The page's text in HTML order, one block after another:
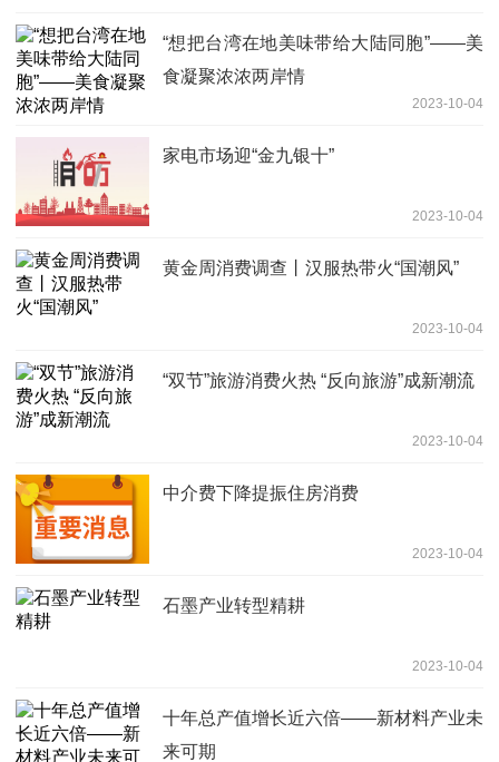
“想把台湾在地美味带给大陆同胞”——美
食凝聚浓浓两岸情
2023-10-04
家电市场迎“金九银十”
2023-10-04
黄金周消费调查丨汉服热带火“国潮风”
2023-10-04
“双节”旅游消费火热 “反向旅游”成新潮流
2023-10-04
中介费下降提振住房消费
2023-10-04
石墨产业转型精耕
2023-10-04
十年总产值增长近六倍——新材料产业未
来可期